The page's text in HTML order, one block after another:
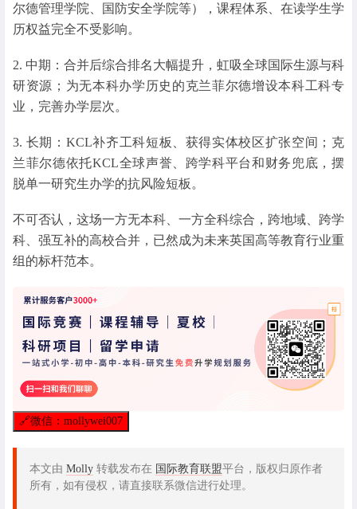
尔德管理学院、国防安全学院等），课程体系、在读学生学
历权益完全不受影响。
2. 中期：合并后综合排名大幅提升，虹吸全球国际生源与科
研资源；为无本科办学历史的克兰菲尔德增设本科工科专
业，完善办学层次。
3. 长期：KCL补齐工科短板、获得实体校区扩张空间；克
兰菲尔德依托KCL全球声誉、跨学科平台和财务兜底，摆
脱单一研究生办学的抗风险短板。
不可否认，这场一方无本科、一方全科综合，跨地域、跨学
科、强互补的高校合并，已然成为未来英国高等教育行业重
组的标杆范本。
🔗微信：mollywei007
本文由 Molly 转载发布在 国际教育联盟平台，版权归原作者
所有，如有侵权，请直接联系微信进行处理。